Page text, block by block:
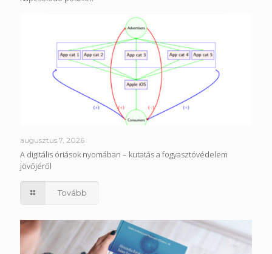
augusztus 7, 2026
A digitális óriások nyomában – kutatás a fogyasztóvédelem
jövőjéről
Tovább